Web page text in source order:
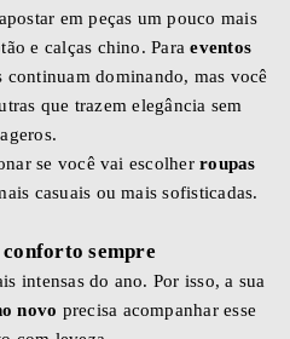
em peças um pouco mais
e calças chino. Paraeventos
continuam dominando, mas você
que trazem elegância sem
se você vai escolherroupas
casuais ou mais sofisticadas.
conforto sempre
intensas do ano. Por isso, a sua
novo precisa acompanhar esse